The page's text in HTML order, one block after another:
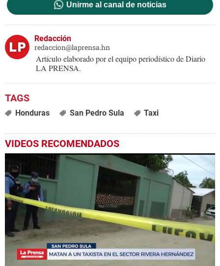
Unirme al canal de noticias
Redacción
redaccion@laprensa.hn
Artículo elaborado por el equipo periodístico de Diario
LA PRENSA.
Honduras San Pedro Sula Taxi
VIDEOS RECOMENDADOS